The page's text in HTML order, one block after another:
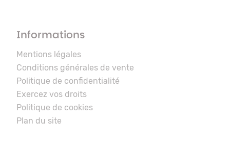
Informations
Mentions légales
Conditions générales de vente
Politique de confidentialité
Exercez vos droits
Politique de cookies
Plan du site